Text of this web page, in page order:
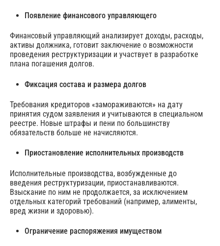
Появление финансового управляющего
Финансовый управляющий анализирует доходы, расходы,
активы должника, готовит заключение о возможности
проведения реструктуризации и участвует в разработке
плана погашения долгов.
Фиксация состава и размера долгов
Требования кредиторов «замораживаются» на дату
принятия судом заявления и учитываются в специальном
реестре. Новые штрафы и пени по большинству
обязательств больше не начисляются.
Приостановление исполнительных производств
Исполнительные производства, возбужденные до
введения реструктуризации, приостанавливаются.
Взыскание по ним не продолжается, за исключением
отдельных категорий требований (например, алименты,
вред жизни и здоровью).
Ограничение распоряжения имуществом